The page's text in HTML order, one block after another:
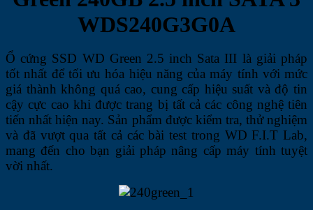
WDS240G3G0A
Ổ cứng SSD WD Green 2.5 inch Sata III là giải pháp
tốt nhất để tối ưu hóa hiệu năng của máy tính với mức
giá thành không quá cao, cung cấp hiệu suất và độ tin
cậy cực cao khi được trang bị tất cả các công nghệ tiên
tiến nhất hiện nay. Sản phẩm được kiểm tra, thử nghiệm
và đã vượt qua tất cả các bài test trong WD F.I.T Lab,
mang đến cho bạn giải pháp nâng cấp máy tính tuyệt
vời nhất.